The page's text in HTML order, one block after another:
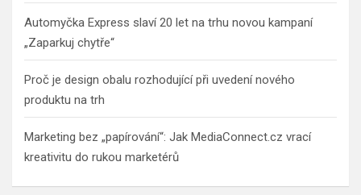
Automyčka Express slaví 20 let na trhu novou kampaní
„Zaparkuj chytře“
Proč je design obalu rozhodující při uvedení nového
produktu na trh
Marketing bez „papírování“: Jak MediaConnect.cz vrací
kreativitu do rukou marketérů